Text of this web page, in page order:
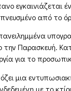
εγκαινιάζεται
από το
την Παρασκευή.
για το
μια
με το